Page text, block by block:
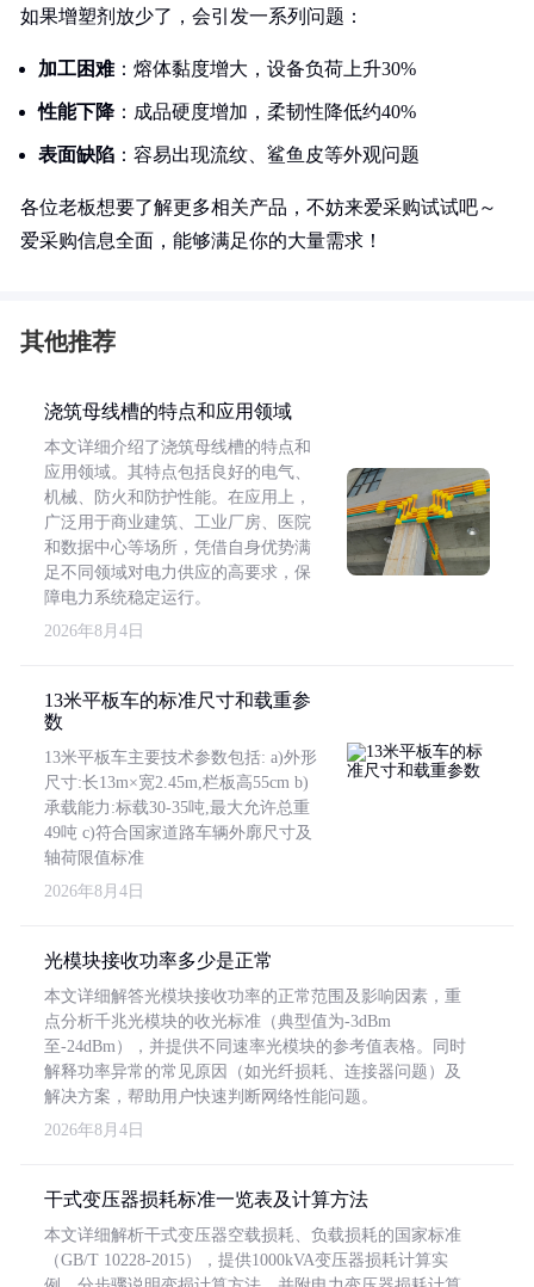
如果增塑剂放少了，会引发一系列问题：
加工困难：熔体黏度增大，设备负荷上升30%
性能下降：成品硬度增加，柔韧性降低约40%
表面缺陷 ：容易出现流纹、鲨鱼皮等外观问题
各位老板想要了解更多相关产品，不妨来爱采购试试吧～
爱采购信息全面，能够满足你的大量需求！
其他推荐
浇筑母线槽的特点和应用领域
本文详细介绍了浇筑母线槽的特点和
应用领域。其特点包括良好的电气、
机械、防火和防护性能。在应用上，
广泛用于商业建筑、工业厂房、医院
和数据中心等场所，凭借自身优势满
足不同领域对电力供应的高要求，保
障电力系统稳定运行。
2026年8月4日
13米平板车的标准尺寸和载重参
数
13米平板车主要技术参数包括: a)外形
尺寸:长13m×宽2.45m,栏板高55cm b)
承载能力:标载30-35吨,最大允许总重
49吨 c)符合国家道路车辆外廓尺寸及
轴荷限值标准
2026年8月4日
光模块接收功率多少是正常
本文详细解答光模块接收功率的正常范围及影响因素，重
点分析千兆光模块的收光标准（典型值为-3dBm
至-24dBm），并提供不同速率光模块的参考值表格。同时
解释功率异常的常见原因（如光纤损耗、连接器问题）及
解决方案，帮助用户快速判断网络性能问题。
2026年8月4日
干式变压器损耗标准一览表及计算方法
本文详细解析干式变压器空载损耗、负载损耗的国家标准
（GB/T 10228-2015），提供1000kVA变压器损耗计算实